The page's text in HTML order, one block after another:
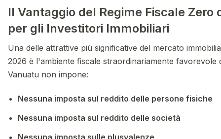
Il Vantaggio del Regime Fiscale Zero
per gli Investitori Immobiliari
Una delle attrattive più significative del mercato
2026 è l'ambiente fiscale straordinariamente favorevole
Vanuatu non impone:
Nessuna imposta sul reddito delle persone fisiche
Nessuna imposta sul reddito delle società
Nessuna imposta sulle plusvalenze